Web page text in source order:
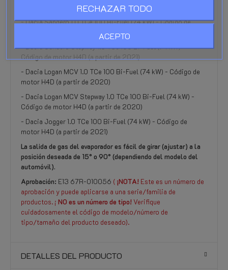
motor H4D (2019-2024)
- Dacia Sandero 1.0 TCe 100 Bi-Fuel (74 kW) - Código de
motor H4D (a partir de 2021)
- Dacia Sandero Stepway 1.0 TCe 100 Bi-Fuel (74 kW) -
Código de motor H4D (a partir de 2021)
- Dacia Logan MCV 1.0 TCe 100 Bi-Fuel (74 kW) - Código de
motor H4D (a partir de 2020)
- Dacia Logan MCV Stepway 1.0 TCe 100 Bi-Fuel (74 kW) -
Código de motor H4D (a partir de 2020)
- Dacia Jogger 1.0 TCe 100 Bi-Fuel (74 kW) - Código de
motor H4D (a partir de 2021)
La salida de gas del evaporador es fácil de girar (ajustar) a la
posición deseada de 15° o 90° (dependiendo del modelo del
automóvil).
Aprobación: E13 67R-010056 ( ¡NOTA! Este es un número de
aprobación y puede aplicarse a una serie/familia de
productos. ¡ NO es un número de tipo! Verifique
cuidadosamente el código de modelo/número de
tipo/tamaño del producto deseado).
DETALLES DEL PRODUCTO
RECHAZAR TODO
ACEPTO